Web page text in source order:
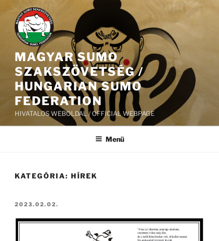
Tartalomhoz
MAGYAR SUMO
SZAKSZÖVETSÉG /
HUNGARIAN SUMO
FEDERATION
HIVATALOS WEBOLDAL / OFFICIAL WEBPAGE
Menü
KATEGÓRIA: HÍREK
BEKÜLDVE:
2023.02.02.